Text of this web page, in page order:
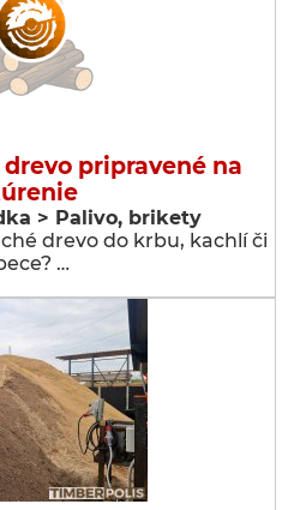
pripravené na
> Palivo, brikety
drevo do krbu, kachlí či
…